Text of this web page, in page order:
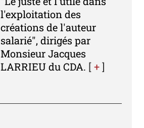
l'exploitation des
créations de l'auteur
salarié", dirigés par
Monsieur Jacques
LARRIEU du CDA. [+]